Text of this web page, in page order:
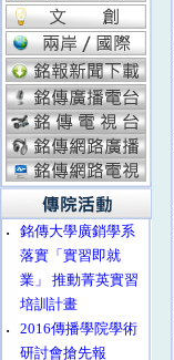
‧
銘傳大學廣銷學系
落實「實習即就
業」 推動菁英實習
培訓計畫
‧
2016傳播學院學術
研討會搶先報